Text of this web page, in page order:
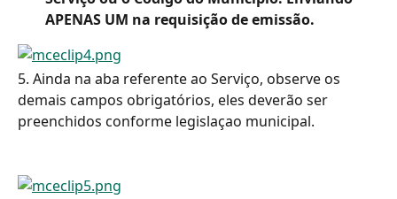
APENAS UM na requisição de emissão.
5. Ainda na aba referente ao Serviço, observe os
demais campos obrigatórios, eles deverão ser
preenchidos conforme legislaçao municipal.